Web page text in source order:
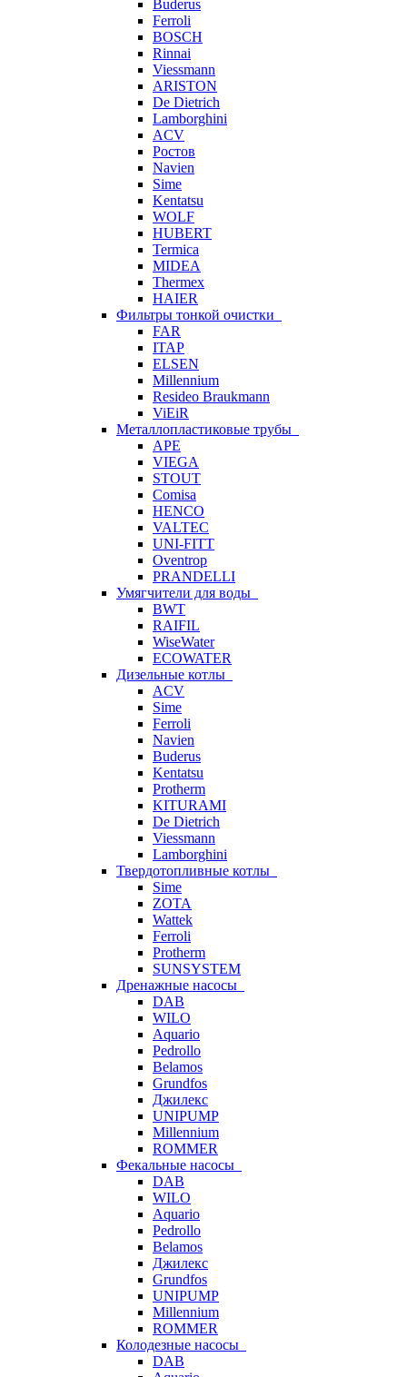
Buderus
Ferroli
BOSCH
Rinnai
Viessmann
ARISTON
De Dietrich
Lamborghini
ACV
Ростов
Navien
Sime
Kentatsu
WOLF
HUBERT
Termica
MIDEA
Thermex
HAIER
Фильтры тонкой очистки
FAR
ITAP
ELSEN
Millennium
Resideo Braukmann
ViEiR
Металлопластиковые трубы
APE
VIEGA
STOUT
Comisa
HENCO
VALTEC
UNI-FITT
Oventrop
PRANDELLI
Умягчители для воды
BWT
RAIFIL
WiseWater
ECOWATER
Дизельные котлы
ACV
Sime
Ferroli
Navien
Buderus
Kentatsu
Protherm
KITURAMI
De Dietrich
Viessmann
Lamborghini
Твердотопливные котлы
Sime
ZOTA
Wattek
Ferroli
Protherm
SUNSYSTEM
Дренажные насосы
DAB
WILO
Aquario
Pedrollo
Belamos
Grundfos
Джилекс
UNIPUMP
Millennium
ROMMER
Фекальные насосы
DAB
WILO
Aquario
Pedrollo
Belamos
Джилекс
Grundfos
UNIPUMP
Millennium
ROMMER
Колодезные насосы
DAB